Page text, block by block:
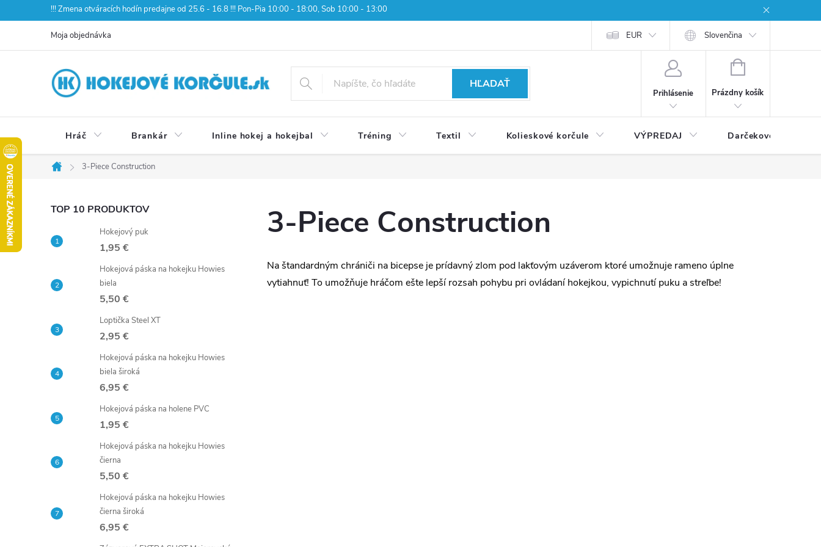
na
!!! Zmena otváracích hodín predajne od 25.6 - 16.8 !!! Pon-Pia 10:00 - 18:00, Sob 10:00 - 13:00
Moja objednávka EUR Slovenčina
HĽADAŤ
Prihlásenie
NÁKUPNÝ
Prázdny košík
Hráč Brankár Inline hokej a hokejbal Tréning Textil Kolieskové korčule VÝPREDAJ Darčekové poukážky
Domov
3-Piece Construction
B
o
č
ý
p
n
e
TOP 10 PRODUKTOV
Hokejový puk
1,95 €
Hokejová páska na hokejku Howies
biela
5,50 €
Loptička Steel XT
2,95 €
Hokejová páska na hokejku Howies
biela široká
6,95 €
Hokejová páska na holene PVC
1,95 €
Hokejová páska na hokejku Howies
čierna
5,50 €
Hokejová páska na hokejku Howies
čierna široká
6,95 €
3-Piece Construction
Na štandardným chrániči na bicepse je prídavný zlom pod lakťovým uzáverom ktoré umožnuje rameno úplne
vytiahnuť! To umožňuje hráčom ešte lepší rozsah pohybu pri ovládaní hokejkou, vypichnutí puku a streľbe!